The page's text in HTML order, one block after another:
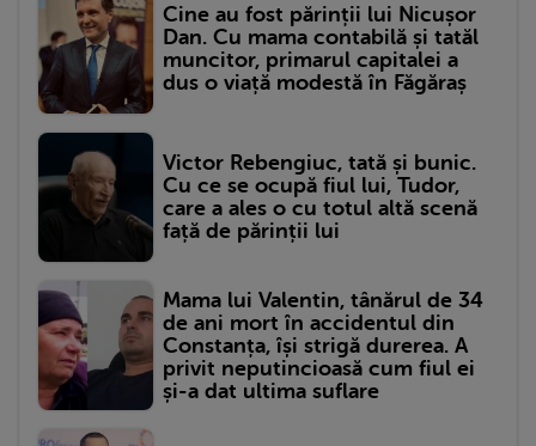
Cine au fost părinții lui Nicușor
Dan. Cu mama contabilă și tatăl
muncitor, primarul capitalei a
dus o viață modestă în Făgăraș
Victor Rebengiuc, tată și bunic.
Cu ce se ocupă fiul lui, Tudor,
care a ales o cu totul altă scenă
față de părinții lui
Mama lui Valentin, tânărul de 34
de ani mort în accidentul din
Constanța, își strigă durerea. A
privit neputincioasă cum fiul ei
și-a dat ultima suflare